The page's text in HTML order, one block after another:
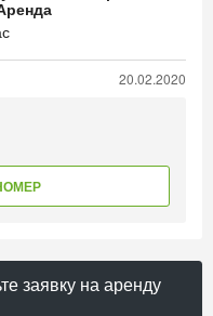
20.02.2020
заявку на аренду